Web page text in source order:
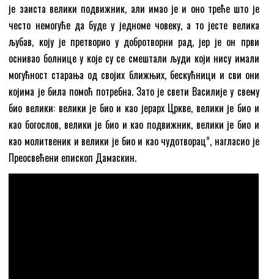
је заиста велики подвижник, али имао је и оно треће што је
често немогуће да буде у једноме човеку, а то јесте велика
љубав, коју је претворио у добротворни рад, јер је он први
оснивао болнице у које су се смештали људи који нису имали
могућност старања од својих ближњих, бескућници и сви они
којима је била помоћ потребна. Зато је свети Василије у свему
био велики: велики је био и као јерарх Цркве, велики је био и
као богослов, велики је био и као подвижник, велики је био и
као молитвеник и велики је био и као чудотворац”, нагласио је
Преосвећени епископ Дамаскин.